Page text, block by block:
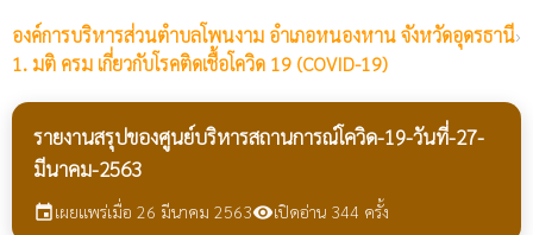
องค์การบริหารส่วนตำบลโพนงาม อำเภอหนองหาน จังหวัดอุดรธานี›
1. มติ ครม เกี่ยวกับโรคติดเชื้อโควิด 19 (COVID-19)
รายงานสรุปของศูนย์บริหารสถานการณ์โควิด-19-วันที่-27-
มีนาคม-2563
eventเผยแพร่เมื่อ 26 มีนาคม 2563visibilityเปิดอ่าน 344 ครั้ง